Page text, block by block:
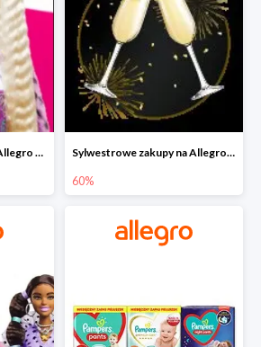
Zimowy spadek cen na Allegro - lalki Barbie do -60% Sylwestrowe zakupy na Allegro do -60%
60%